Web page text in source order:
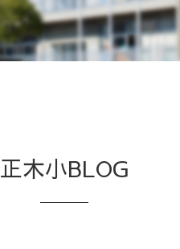
正木小BLOG